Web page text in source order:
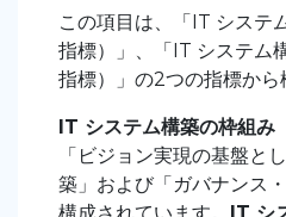
この項目は、「IT システ
指標）」、「IT システム
指標）」の2つの指標から
IT システム構築の枠組み
「ビジョン実現の基盤と
築」および「ガバナンス
構成されています。 IT シ